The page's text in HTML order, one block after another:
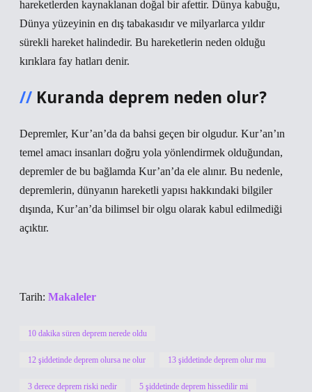
hareketlerden kaynaklanan doğal bir afettir. Dünya kabuğu,
Dünya yüzeyinin en dış tabakasıdır ve milyarlarca yıldır
sürekli hareket halindedir. Bu hareketlerin neden olduğu
kırıklara fay hatları denir.
Kuranda deprem neden olur?
Depremler, Kur’an’da da bahsi geçen bir olgudur. Kur’an’ın
temel amacı insanları doğru yola yönlendirmek olduğundan,
depremler de bu bağlamda Kur’an’da ele alınır. Bu nedenle,
depremlerin, dünyanın hareketli yapısı hakkındaki bilgiler
dışında, Kur’an’da bilimsel bir olgu olarak kabul edilmediği
açıktır.
Tarih: Makaleler
10 dakika süren deprem nerede oldu
12 şiddetinde deprem olursa ne olur 13 şiddetinde deprem olur mu
3 derece deprem riski nedir 5 şiddetinde deprem hissedilir mi